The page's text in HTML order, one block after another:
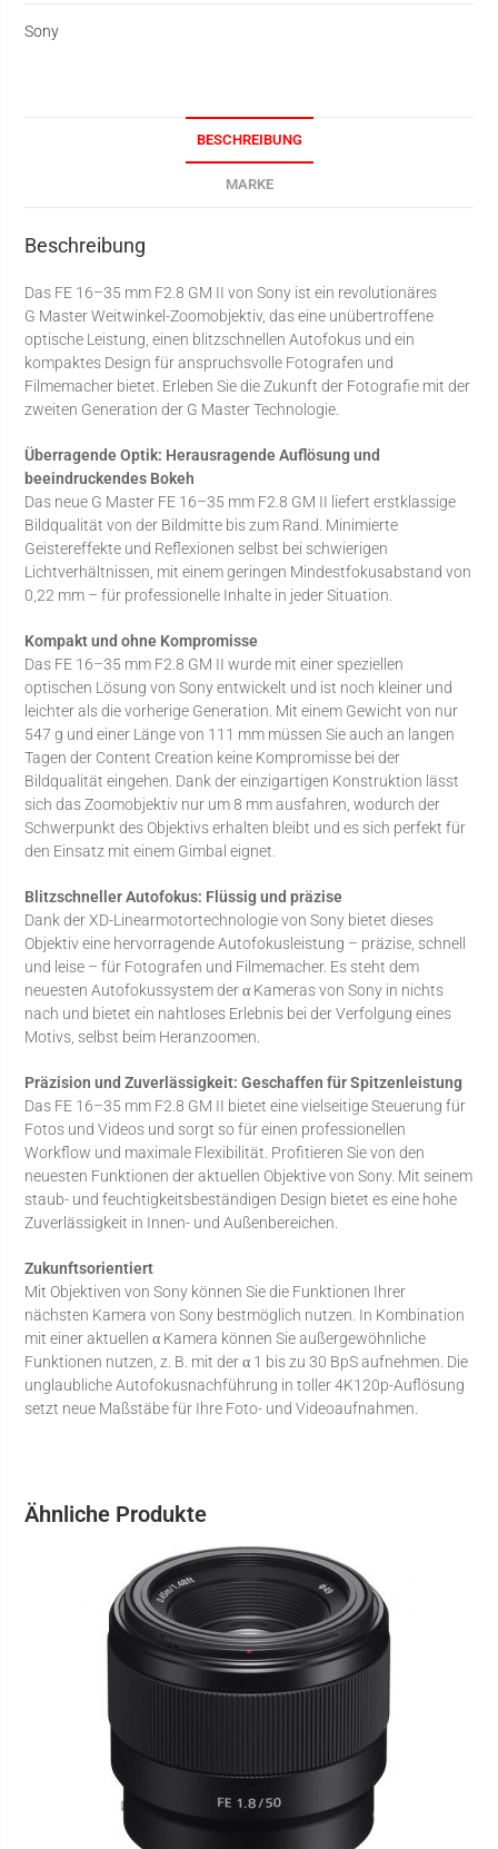
Sony
BESCHREIBUNG
MARKE
Beschreibung
Das FE 16–35 mm F2.8 GM II von Sony ist ein revolutionäres
G Master Weitwinkel-Zoomobjektiv, das eine unübertroffene
optische Leistung, einen blitzschnellen Autofokus und ein
kompaktes Design für anspruchsvolle Fotografen und
Filmemacher bietet. Erleben Sie die Zukunft der Fotografie mit der
zweiten Generation der G Master Technologie.
Überragende Optik: Herausragende Auflösung und
beeindruckendes Bokeh
Das neue G Master FE 16–35 mm F2.8 GM II liefert erstklassige
Bildqualität von der Bildmitte bis zum Rand. Minimierte
Geistereffekte und Reflexionen selbst bei schwierigen
Lichtverhältnissen, mit einem geringen Mindestfokusabstand von
0,22 mm – für professionelle Inhalte in jeder Situation.
Kompakt und ohne Kompromisse
Das FE 16–35 mm F2.8 GM II wurde mit einer speziellen
optischen Lösung von Sony entwickelt und ist noch kleiner und
leichter als die vorherige Generation. Mit einem Gewicht von nur
547 g und einer Länge von 111 mm müssen Sie auch an langen
Tagen der Content Creation keine Kompromisse bei der
Bildqualität eingehen. Dank der einzigartigen Konstruktion lässt
sich das Zoomobjektiv nur um 8 mm ausfahren, wodurch der
Schwerpunkt des Objektivs erhalten bleibt und es sich perfekt für
den Einsatz mit einem Gimbal eignet.
Blitzschneller Autofokus: Flüssig und präzise
Dank der XD-Linearmotortechnologie von Sony bietet dieses
Objektiv eine hervorragende Autofokusleistung – präzise, schnell
und leise – für Fotografen und Filmemacher. Es steht dem
neuesten Autofokussystem der α Kameras von Sony in nichts
nach und bietet ein nahtloses Erlebnis bei der Verfolgung eines
Motivs, selbst beim Heranzoomen.
Präzision und Zuverlässigkeit: Geschaffen für Spitzenleistung
Das FE 16–35 mm F2.8 GM II bietet eine vielseitige Steuerung für
Fotos und Videos und sorgt so für einen professionellen
Workflow und maximale Flexibilität. Profitieren Sie von den
neuesten Funktionen der aktuellen Objektive von Sony. Mit seinem
staub- und feuchtigkeitsbeständigen Design bietet es eine hohe
Zuverlässigkeit in Innen- und Außenbereichen.
Zukunftsorientiert
Mit Objektiven von Sony können Sie die Funktionen Ihrer
nächsten Kamera von Sony bestmöglich nutzen. In Kombination
mit einer aktuellen α Kamera können Sie außergewöhnliche
Funktionen nutzen, z. B. mit der α 1 bis zu 30 BpS aufnehmen. Die
unglaubliche Autofokusnachführung in toller 4K120p-Auflösung
setzt neue Maßstäbe für Ihre Foto- und Videoaufnahmen.
Ähnliche Produkte